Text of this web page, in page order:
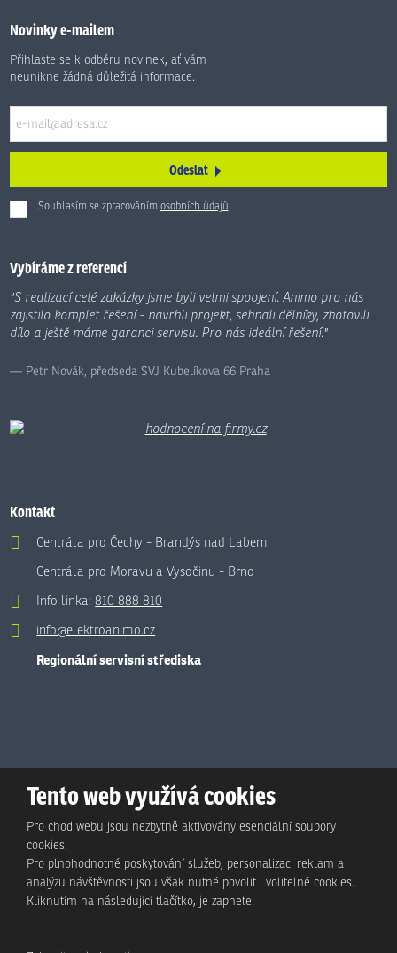
Novinky e-mailem
Přihlaste se k odběru novinek, ať vám
neunikne žádná důležitá informace.
Odeslat
Souhlasím se zpracováním osobních údajů.
Formulář
nepodařilo
odeslat.
Vybíráme z referencí
"S realizací celé zakázky jsme byli velmi spoojení. Animo pro nás
zajistilo komplet řešení - navrhli projekt, sehnali dělníky, zhotovili
dílo a ještě máme garanci servisu. Pro nás ideální řešení."
Petr Novák, předseda SVJ Kubelíkova 66 Praha
Kontakt
Centrála pro Čechy - Brandýs nad Labem
Centrála pro Moravu a Vysočinu - Brno
Info linka:810 888 810
info@elektroanimo.cz
Regionální servisní střediska
© Animo Bohemia s.r.o., 2026, vytvořila eBRÁNA s.r.o.
Mapa stránek|Podmínky použití|Ochrana osobních údajů
Tento web využívá cookies
Pro chod webu jsou nezbytně aktivovány esenciální soubory
cookies.
Pro plnohodnotné poskytování služeb, personalizaci reklam a
analýzu návštěvnosti jsou však nutné povolit i volitelné cookies.
Kliknutím na následující tlačítko, je zapnete.